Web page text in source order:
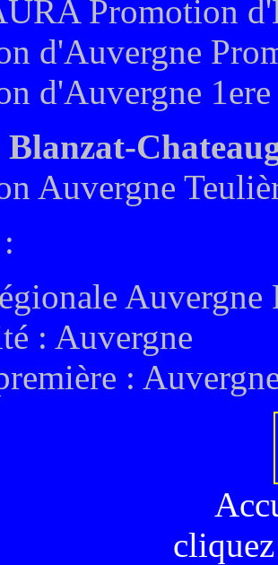
Promotion
d'Auvergne
d'Auvergne 1ere
Auvergne
Auvergne
: Auvergne
: